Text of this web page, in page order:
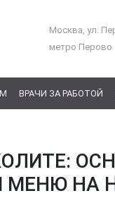
Москва, ул.
метро Перово
ВРАЧИ ЗА РАБОТОЙ
МЕНЮ НА